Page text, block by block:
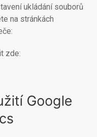
ukládání souborů
na stránkách
zde:
Google